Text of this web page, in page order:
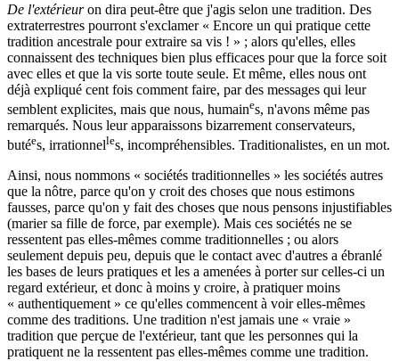
De l'extérieuron dira peut-être que j'agis selon une tradition. Des
extraterrestres pourront s'exclamer « Encore un qui pratique cette
tradition ancestrale pour extraire sa vis ! » ; alors qu'elles, elles
connaissent des techniques bien plus efficaces pour que la force soit
avec elles et que la vis sorte toute seule. Et même, elles nous ont
déjà expliqué cent fois comment faire, par des messages qui leur
semblent explicites, mais que nous, humaines, n'avons même pas
remarqués. Nous leur apparaissons bizarrement conservateurs,
butées, irrationnelles, incompréhensibles. Traditionalistes, en un mot.
Ainsi, nous nommons « sociétés traditionnelles » les sociétés autres
que la nôtre, parce qu'on y croit des choses que nous estimons
fausses, parce qu'on y fait des choses que nous pensons injustifiables
(marier sa fille de force, par exemple). Mais ces sociétés ne se
ressentent pas elles-mêmes comme traditionnelles ; ou alors
seulement depuis peu, depuis que le contact avec d'autres a ébranlé
les bases de leurs pratiques et les a amenées à porter sur celles-ci un
regard extérieur, et donc à moins y croire, à pratiquer moins
« authentiquement » ce qu'elles commencent à voir elles-mêmes
comme des traditions. Une tradition n'est jamais une « vraie »
tradition que perçue de l'extérieur, tant que les personnes qui la
pratiquent ne la ressentent pas elles-mêmes comme une tradition.